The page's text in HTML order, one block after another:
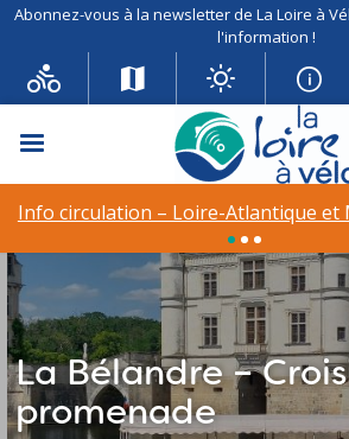
Abonnez-vous à la newsletter de La Loire à
l'information !
Menu
Info circulation – Loire-Atlantique et
La Bélandre –
promenade